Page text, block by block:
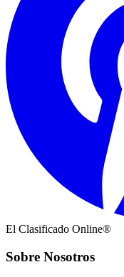
El Clasificado Online®
Sobre Nosotros